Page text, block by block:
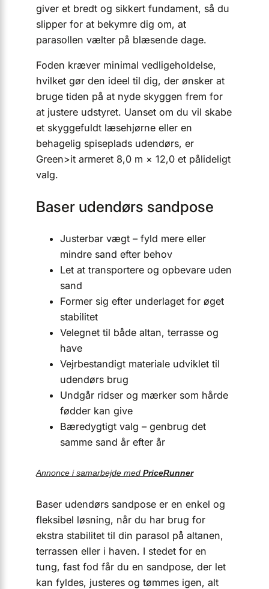
giver et bredt og sikkert fundament, så du
slipper for at bekymre dig om, at
parasollen vælter på blæsende dage.
Foden kræver minimal vedligeholdelse,
hvilket gør den ideel til dig, der ønsker at
bruge tiden på at nyde skyggen frem for
at justere udstyret. Uanset om du vil skabe
et skyggefuldt læsehjørne eller en
behagelig spiseplads udendørs, er
Green>it armeret 8,0 m × 12,0 et pålideligt
valg.
Baser udendørs sandpose
Justerbar vægt – fyld mere eller
mindre sand efter behov
Let at transportere og opbevare uden
sand
Former sig efter underlaget for øget
stabilitet
Velegnet til både altan, terrasse og
have
Vejrbestandigt materiale udviklet til
udendørs brug
Undgår ridser og mærker som hårde
fødder kan give
Bæredygtigt valg – genbrug det
samme sand år efter år
Annonce i samarbejde med PriceRunner
Baser udendørs sandpose er en enkel og
fleksibel løsning, når du har brug for
ekstra stabilitet til din parasol på altanen,
terrassen eller i haven. I stedet for en
tung, fast fod får du en sandpose, der let
kan fyldes, justeres og tømmes igen, alt